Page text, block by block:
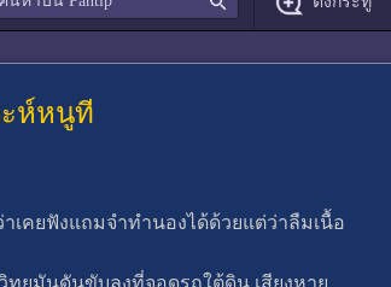
ะห์หนูที
คยฟังแถมจำทำนองได้ด้วยแต่ว่าลืมเนื้อ
ทยุมันดันขับลงที่จอดรถใต้ดิน เสียงหาย